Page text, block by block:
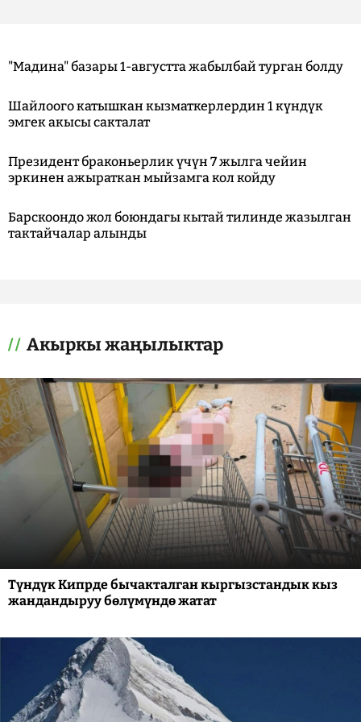
"Мадина" базары 1-августта жабылбай турган болду
Шайлоого катышкан кызматкерлердин 1 күндүк
эмгек акысы сакталат
Президент браконьерлик үчүн 7 жылга чейин
эркинен ажыраткан мыйзамга кол койду
Барскоондо жол боюндагы кытай тилинде жазылган
тактайчалар алынды
Акыркы жаңылыктар
Түндүк Кипрде бычакталган кыргызстандык кыз
жандандыруу бөлүмүндө жатат